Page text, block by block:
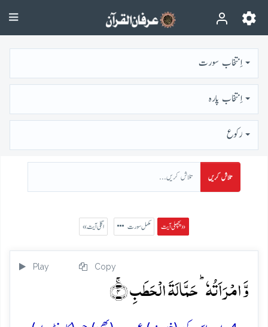
اِنتخاب سورت
اِنتخاب پارہ
رُكوع
تلاش کریں
پچھلی آیت » مکمل سورت « اگلی آیت
Play Copy
وَّ امۡرَاَتُہٗ ؕ حَمَّالَۃَ الۡحَطَبِ ۚ﴿۴﴾